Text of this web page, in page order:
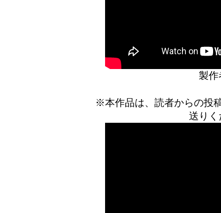
製
※本作品は、読者からの投
送り